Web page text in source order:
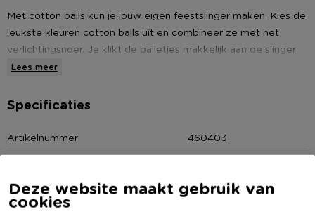
Deze website maakt gebruik van
cookies
Met cotton balls kun je jouw eigen feestslinger maken. Kies de
leukste kleuren cotton balls uit en combineer ze met het
verlichtingsnoer. Je klikt de balletjes makkelijk aan de slinger
en hopla je hebt een echte feestverlichting! De cotton balls
De cotton balls bestaan uit een kunststof bal met echt
* Voor een superleuke verlichting
Lees meer
Specificaties
Artikelnummer
460403
Online Only
Nee
Diameter (cm)